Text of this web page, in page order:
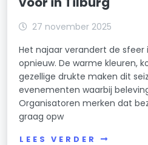
27 november 2025
Het najaar verandert de sfeer
opnieuw. De warme kleuren,
gezellige drukte maken dit
evenementen waarbij
Organisatoren merken dat
graag opw
LEES VERDER